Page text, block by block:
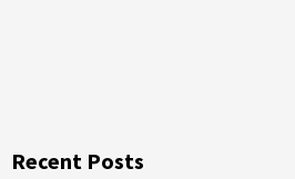
Recent Posts